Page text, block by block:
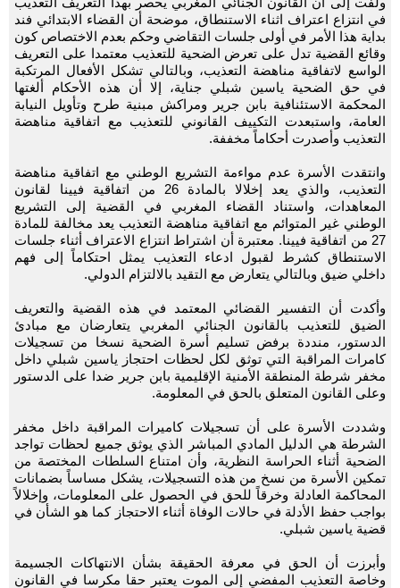
في انتزاع اعتراف اثناء الاستنطاق، موضحة أن القضاء الابتدائي فند
بداية هذا الأمر في أولى جلسات التقاضي وحكم بعدم الاختصاص كون
وقائع القضية تدل على تعرض الضحية للتعذيب معتمدا على التعريف
الواسع لاتفاقية مناهضة التعذيب، وبالتالي تشكل الأفعال المرتكبة
في حق الضحية ياسين شبلي جناية، إلا أن هذه الأحكام ألغتها
المحكمة الاستئنافية بابن جرير ومراكش مبنية طرح وتأويل النيابة
العامة، واستبعدت التكييف القانوني للتعذيب مع اتفاقية مناهضة
التعذيب وأصدرت أحكاماً مخففة.
وانتقدت الأسرة عدم مواءمة التشريع الوطني مع اتفاقية مناهضة
التعذيب، والذي يعد إخلالا بالمادة 26 من اتفاقية فيينا لقانون
المعاهدات، واستناد القضاء المغربي في القضية إلى التشريع
الوطني غير المتوائم مع اتفاقية مناهضة التعذيب يعد مخالفة للمادة
27 من اتفاقية فيينا. معتبرة أن اشتراط انتزاع الاعتراف أثناء جلسات
الاستنطاق كشرط لقبول ادعاء التعذيب يمثل احتكاماً إلى فهم
داخلي ضيق وبالتالي يتعارض مع التقيد بالالتزام الدولي.
وأكدت أن التفسير القضائي المعتمد في هذه القضية والتعريف
الضيق للتعذيب بالقانون الجنائي المغربي يتعارضان مع مبادئ
الدستور، منددة برفض تسليم أسرة الضحية نسخا من تسجيلات
كامرات المراقبة التي توثق لكل لحظات احتجاز ياسين شبلي داخل
مخفر شرطة المنطقة الأمنية الإقليمية بابن جرير ضدا على الدستور
وعلى القانون المتعلق بالحق في المعلومة.
وشددت الأسرة على أن تسجيلات كاميرات المراقبة داخل مخفر
الشرطة هي الدليل المادي المباشر الذي يوثق جميع لحظات تواجد
الضحية أثناء الحراسة النظرية، وأن امتناع السلطات المختصة من
تمكين الأسرة من نسخ من هذه التسجيلات، يشكل مساساً بضمانات
المحاكمة العادلة وخرقاً للحق في الحصول على المعلومات، وإخلالاً
بواجب حفظ الأدلة في حالات الوفاة أثناء الاحتجاز كما هو الشأن في
قضية ياسين شبلي.
وأبرزت أن الحق في معرفة الحقيقة بشأن الانتهاكات الجسيمة
وخاصة التعذيب المفضي إلى الموت يعتبر حقا مكرسا في القانون